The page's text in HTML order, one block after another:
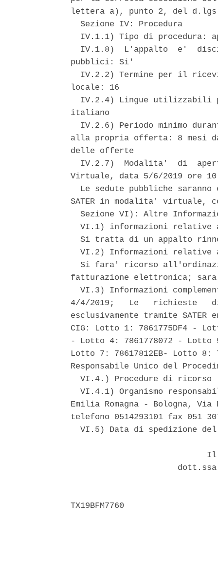
lettera a), punto 2, del
  Sezione IV: Procedura
IV.1.1) Tipo di procedura:
IV.1.8)  L'appalto  e'
pubblici: Si'
IV.2.2) Termine per il
locale: 16
IV.2.4) Lingue utilizzabili
italiano
IV.2.6) Periodo minimo
alla propria offerta: 8 mesi
delle offerte
IV.2.7)  Modalita'  di
Virtuale, data 5/6/2019 ore
Le sedute pubbliche saranno
SATER in modalita' virtuale,
Sezione VI): Altre
VI.1) informazioni
Si tratta di un appalto
VI.2) Informazioni
Si fara' ricorso
fatturazione elettronica;
VI.3) Informazioni
4/4/2019;   Le   richieste
esclusivamente tramite
CIG: Lotto 1: 7861775DF4 -
- Lotto 4: 7861778072 - Lotto
Lotto 7: 78617812EB- Lotto
Responsabile Unico del
  VI.4.) Procedure di ricorso
VI.4.1) Organismo
Emilia Romagna - Bologna,
telefono 0514293101 fax 051
VI.5) Data di spedizione